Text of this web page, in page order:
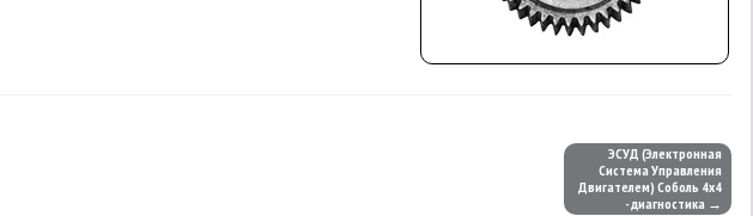
ЭСУД (Электронная
Система Управления
Двигателем) Соболь 4х4
- диагностика →